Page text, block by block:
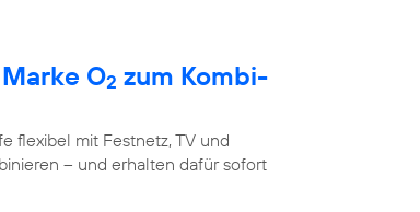
O2 zum Kombi-
flexibel mit Festnetz, TV und
– und erhalten dafür sofort